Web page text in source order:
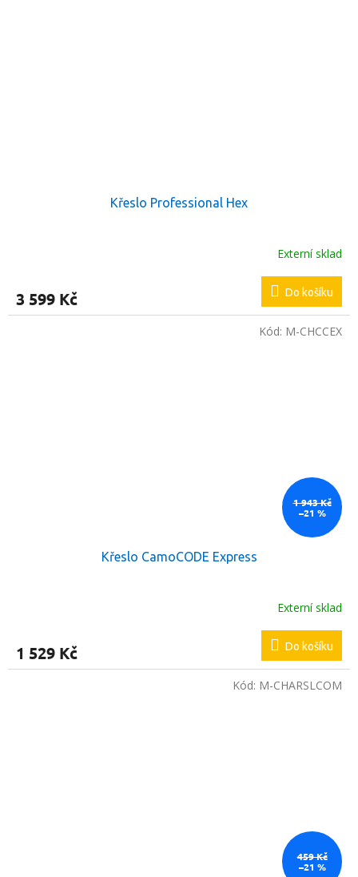
Křeslo Professional Hex
Externí sklad
3 599 Kč Do košíku
1 943 Kč
–21 %
Křeslo CamoCODE Express
Externí sklad
1 529 Kč Do košíku
Kód: M-CHCCEX
459 Kč
–21 %
Kód: M-CHARSLCOM